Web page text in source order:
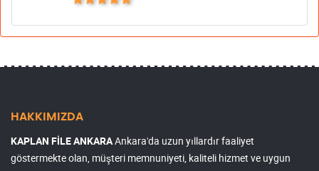
HAKKIMIZDA
KAPLAN FİLE ANKARAAnkara'da uzun yıllardır faaliyet
göstermekte olan, müşteri memnuniyeti, kaliteli hizmet ve uygun